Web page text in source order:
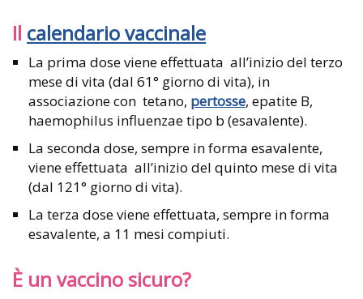
Il calendario vaccinale
La prima dose viene effettuata all’inizio del terzo
mese di vita (dal 61° giorno di vita), in
associazione con tetano, pertosse, epatite B,
haemophilus influenzae tipo b (esavalente).
La seconda dose, sempre in forma esavalente,
viene effettuata all’inizio del quinto mese di vita
(dal 121° giorno di vita).
La terza dose viene effettuata, sempre in forma
esavalente, a 11 mesi compiuti.
È un vaccino sicuro?